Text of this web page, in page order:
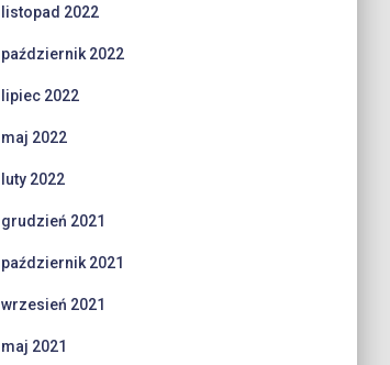
listopad 2022
październik 2022
lipiec 2022
maj 2022
luty 2022
grudzień 2021
październik 2021
wrzesień 2021
maj 2021